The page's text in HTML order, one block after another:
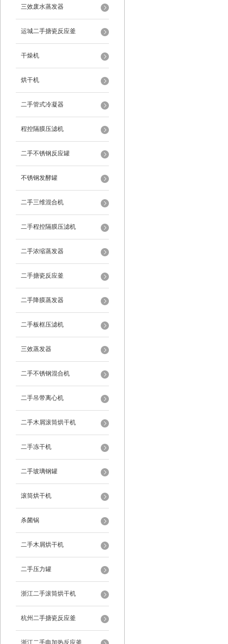
三效废水蒸发器
运城二手搪瓷反应釜
干燥机
烘干机
二手管式冷凝器
程控隔膜压滤机
二手不锈钢反应罐
不锈钢发酵罐
二手三维混合机
二手程控隔膜压滤机
二手浓缩蒸发器
二手搪瓷反应釜
二手降膜蒸发器
二手板框压滤机
三效蒸发器
二手不锈钢混合机
二手吊带离心机
二手木屑滚筒烘干机
二手冻干机
二手玻璃钢罐
滚筒烘干机
杀菌锅
二手木屑烘干机
二手压力罐
浙江二手滚筒烘干机
杭州二手搪瓷反应釜
浙江二手电加热反应釜